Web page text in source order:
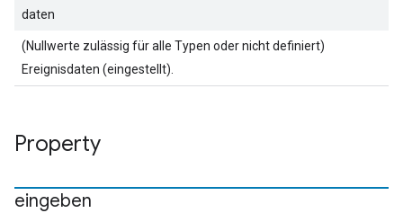
daten
(Nullwerte zulässig für alle Typen oder nicht definiert)
Ereignisdaten (eingestellt).
Property
eingeben